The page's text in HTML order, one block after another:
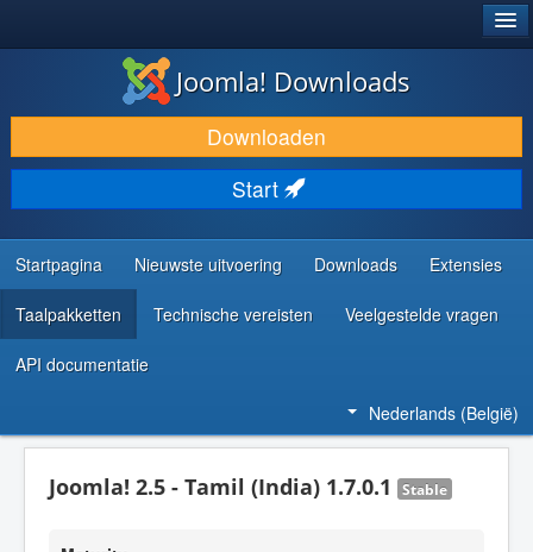
DOWNLOAD & BREID UIT
ONTDEK & LEER
COMMUNITY & ONDERSTEUNING
ONTWIKKELAARSBRONNEN
Joomla! Downloads
Downloaden
Start
Startpagina Nieuwste uitvoering Downloads Extensies
Taalpakketten Technische vereisten Veelgestelde vragen
API documentatie
Nederlands (België)
Joomla! 2.5 - Tamil (India) 1.7.0.1 Stable